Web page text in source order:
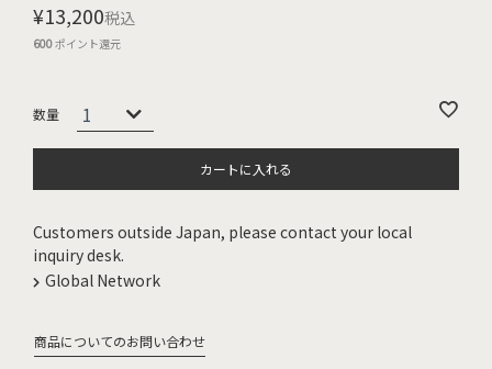
¥13,200税込
600ポイント還元
カートに入れる
Customers outside Japan, please contact your local
inquiry desk.
Global Network
商品についてのお問い合わせ